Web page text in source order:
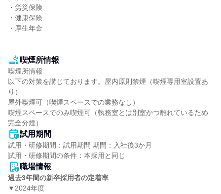
・労災保険
・健康保険
・厚生年金
喫煙所情報
喫煙所情報
以下の対策を講じております。屋内原則禁煙（喫煙専用室設置あ
り）
屋外喫煙可（喫煙スペースでの業務なし）
喫煙スペースでのみ喫煙可（執務室とは別室かつ離れているため
完全分煙）
試用期間
試用・研修期間：試用期間 期間：入社後3か月
職場情報
過去3年間の新卒採用者の定着率
▼2024年度